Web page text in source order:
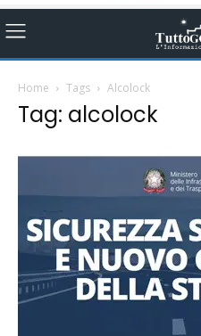
Home Tags Alcolock
Tag: alcolock